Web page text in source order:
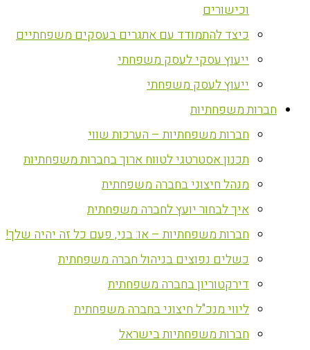
וכישורים
כיצד להתמודד עם אתגרים בעסקים משפחתיים
ייעוץ עסקי לעסק משפחתי
ייעוץ לעסק משפחתי
חברות משפחתיות
חברות משפחתיות – הערכות שווי
תכנון אסטרטגי לטווח ארוך בחברות משפחתיות
מנהל חיצוני בחברה משפחתית
איך לבחור יועץ לחברה משפחתית
חברות משפחתיות – או: בני, פעם כל זה יהיה שלך!
כשלים נפוצים בניהול חברה משפחתית
דירקטוריון בחברה משפחתית
ליווי מנכ"ל חיצוני בחברה משפחתית
חברות משפחתיות בישראל